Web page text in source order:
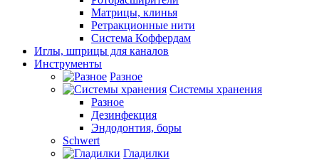
Матрицы, клинья
Ретракционные нити
Система Коффердам
Иглы, шприцы для каналов
Инструменты
Разное
Системы хранения
Разное
Дезинфекция
Эндодонтия, боры
Schwert
Гладилки